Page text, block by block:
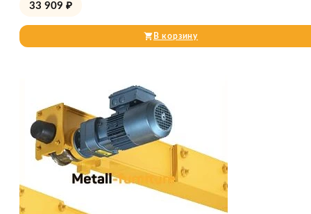
33 909 ₽
В корзину